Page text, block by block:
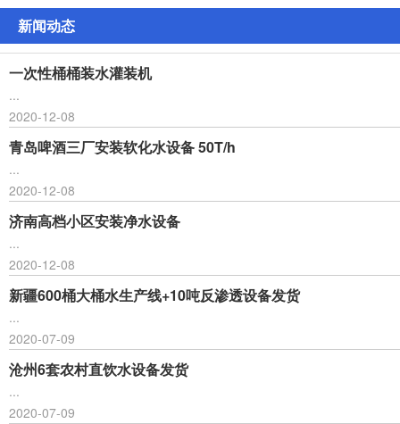
新闻动态
一次性桶桶装水灌装机
...
2020-12-08
青岛啤酒三厂安装软化水设备 50T/h
...
2020-12-08
济南高档小区安装净水设备
...
2020-12-08
新疆600桶大桶水生产线+10吨反渗透设备发货
...
2020-07-09
沧州6套农村直饮水设备发货
...
2020-07-09